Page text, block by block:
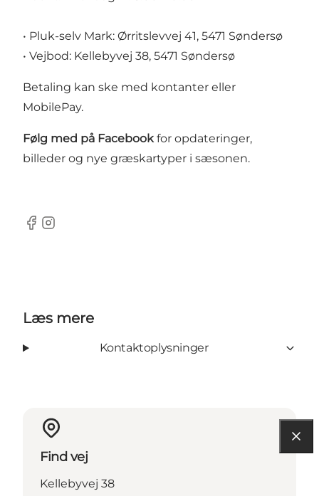
• Pluk-selv Mark: Ørritslevvej 41, 5471 Søndersø
• Vejbod: Kellebyvej 38, 5471 Søndersø
Betaling kan ske med kontanter eller
MobilePay.
Følg med på Facebookfor opdateringer,
billeder og nye græskartyper i sæsonen.
Facebook
Instagram
Læs mere
Kontaktoplysninger
Find vej
Kellebyvej 38